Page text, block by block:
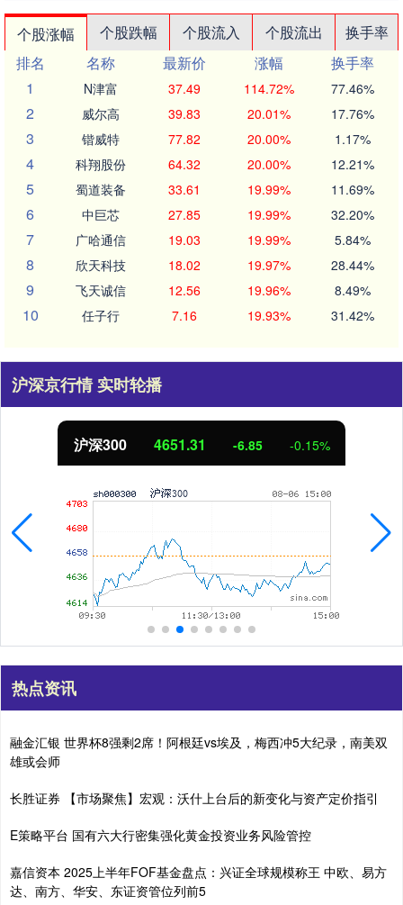
个股涨幅 个股跌幅 个股流入 个股流出
换手率
排名
名称 最新价 涨幅
换手率
1
N津富 37.49 114.72% 77.46%
2 威尔高 39.83 20.01% 17.76%
3 锴威特 77.82 20.00% 1.17%
4 科翔股份 64.32 20.00% 12.21%
5 蜀道装备 33.61 19.99% 11.69%
6 中巨芯 27.85 19.99% 32.20%
7 广哈通信 19.03 19.99% 5.84%
8 欣天科技 18.02 19.97% 28.44%
9 飞天诚信 12.56 19.96% 8.49%
10 任子行 7.16 19.93% 31.42%
沪深京行情 实时轮播
北证50 1122.88 3.42 0.30%
热点资讯
融金汇银 世界杯8强剩2席！阿根廷vs埃及，梅西冲5大纪录，南美双
雄或会师
长胜证券 【市场聚焦】宏观：沃什上台后的新变化与资产定价指引
E策略平台 国有六大行密集强化黄金投资业务风险管控
嘉信资本 2025上半年FOF基金盘点：兴证全球规模称王 中欧、易方
达、南方、华安、东证资管位列前5